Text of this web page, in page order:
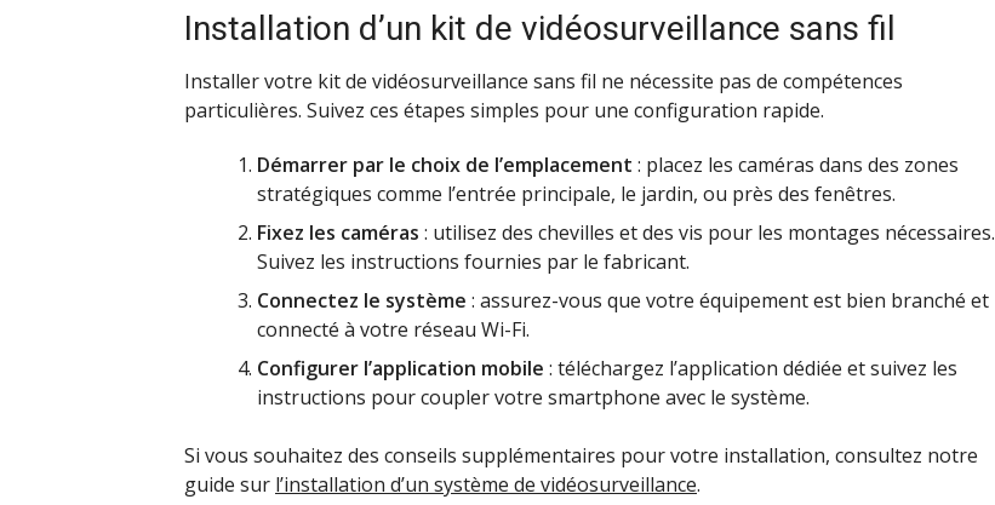
Installation d’un kit de vidéosurveillance sans fil
Installer votre kit de vidéosurveillance sans fil ne nécessite pas de compétences
particulières. Suivez ces étapes simples pour une configuration rapide.
Démarrer par le choix de l’emplacement : placez les caméras dans des zones
stratégiques comme l’entrée principale, le jardin, ou près des fenêtres.
Fixez les caméras : utilisez des chevilles et des vis pour les montages nécessaires.
Suivez les instructions fournies par le fabricant.
Connectez le système : assurez-vous que votre équipement est bien branché et
connecté à votre réseau Wi-Fi.
Configurer l’application mobile : téléchargez l’application dédiée et suivez les
instructions pour coupler votre smartphone avec le système.
Si vous souhaitez des conseils supplémentaires pour votre installation, consultez notre
guide sur l’installation d’un système de vidéosurveillance.